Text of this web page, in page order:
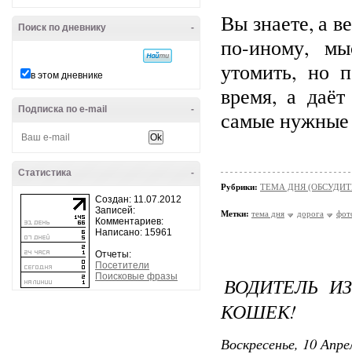
-
Поиск по дневнику
в этом дневнике
-
Подписка по e-mail
-
Статистика
Создан: 11.07.2012
Записей:
Комментариев:
Написано: 15961
Отчеты:
Посетители
Поисковые фразы
Вы знаете, а
по-иному,
утомить, но
время, а
самые нужные
Рубрики: ТЕМА ДНЯ
Метки: тема дня дорога
ВОДИТЕЛЬ
КОШЕК!
Воскресенье, 10